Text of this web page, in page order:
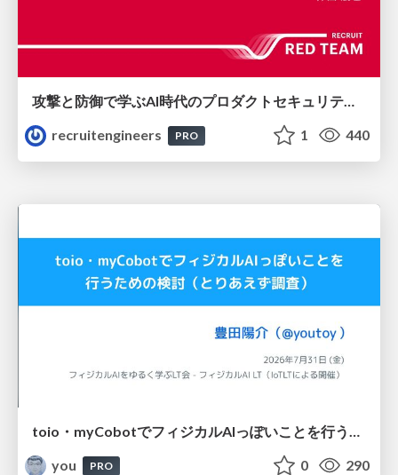
recruitengineers
PRO 1 440
toio・myCobotでフィジカルAIっぽいことを行うための検討（とりあえず調査） / フィジカルAI LT（IoTLTによる開催）
you
PRO 0 290